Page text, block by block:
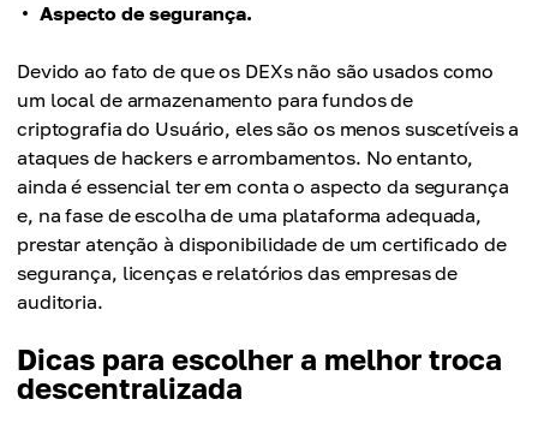
Aspecto de segurança.
Devido ao fato de que os DEXs não são usados como
um local de armazenamento para fundos de
criptografia do Usuário, eles são os menos suscetíveis a
ataques de hackers e arrombamentos. No entanto,
ainda é essencial ter em conta o aspecto da segurança
e, na fase de escolha de uma plataforma adequada,
prestar atenção à disponibilidade de um certificado de
segurança, licenças e relatórios das empresas de
auditoria.
Dicas para escolher a melhor troca
descentralizada